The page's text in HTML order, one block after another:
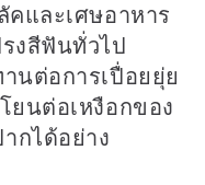
และเศษอาหาร
งสีฟันทั่วไป
นต่อการเปื่อยยุ่ย
ยนต่อเหงือกของ
กได้อย่าง